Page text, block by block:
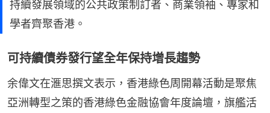
持續發展領域的公共政策制訂者、商業領袖、專家和
學者齊聚香港。
可持續債券發行望全年保持增長趨勢
余偉文在滙思撰文表示，香港綠色周開幕活動是聚焦
亞洲轉型之策的香港綠色金融協會年度論壇，旗艦活